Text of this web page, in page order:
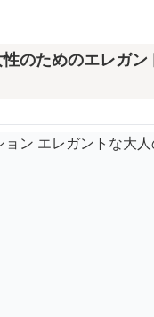
のためのエレガン